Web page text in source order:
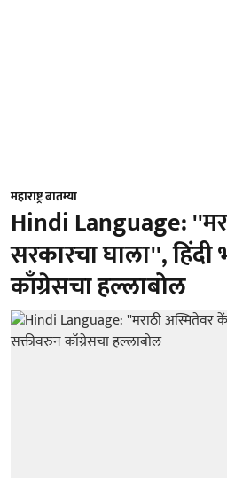
महाराष्ट्र बातम्या
Hindi Language:
सरकारचा घाला'', हिंदी
काँग्रेसचा हल्लाबोल